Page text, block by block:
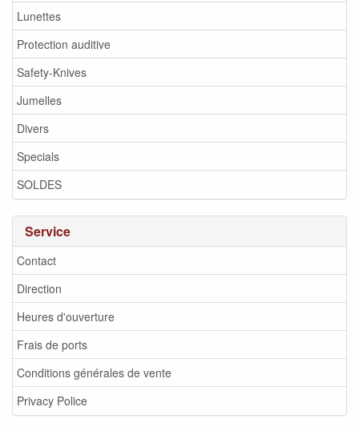
Lunettes
Protection auditive
Safety-Knives
Jumelles
Divers
Specials
SOLDES
Service
Contact
Direction
Heures d'ouverture
Frais de ports
Conditions générales de vente
Privacy Police